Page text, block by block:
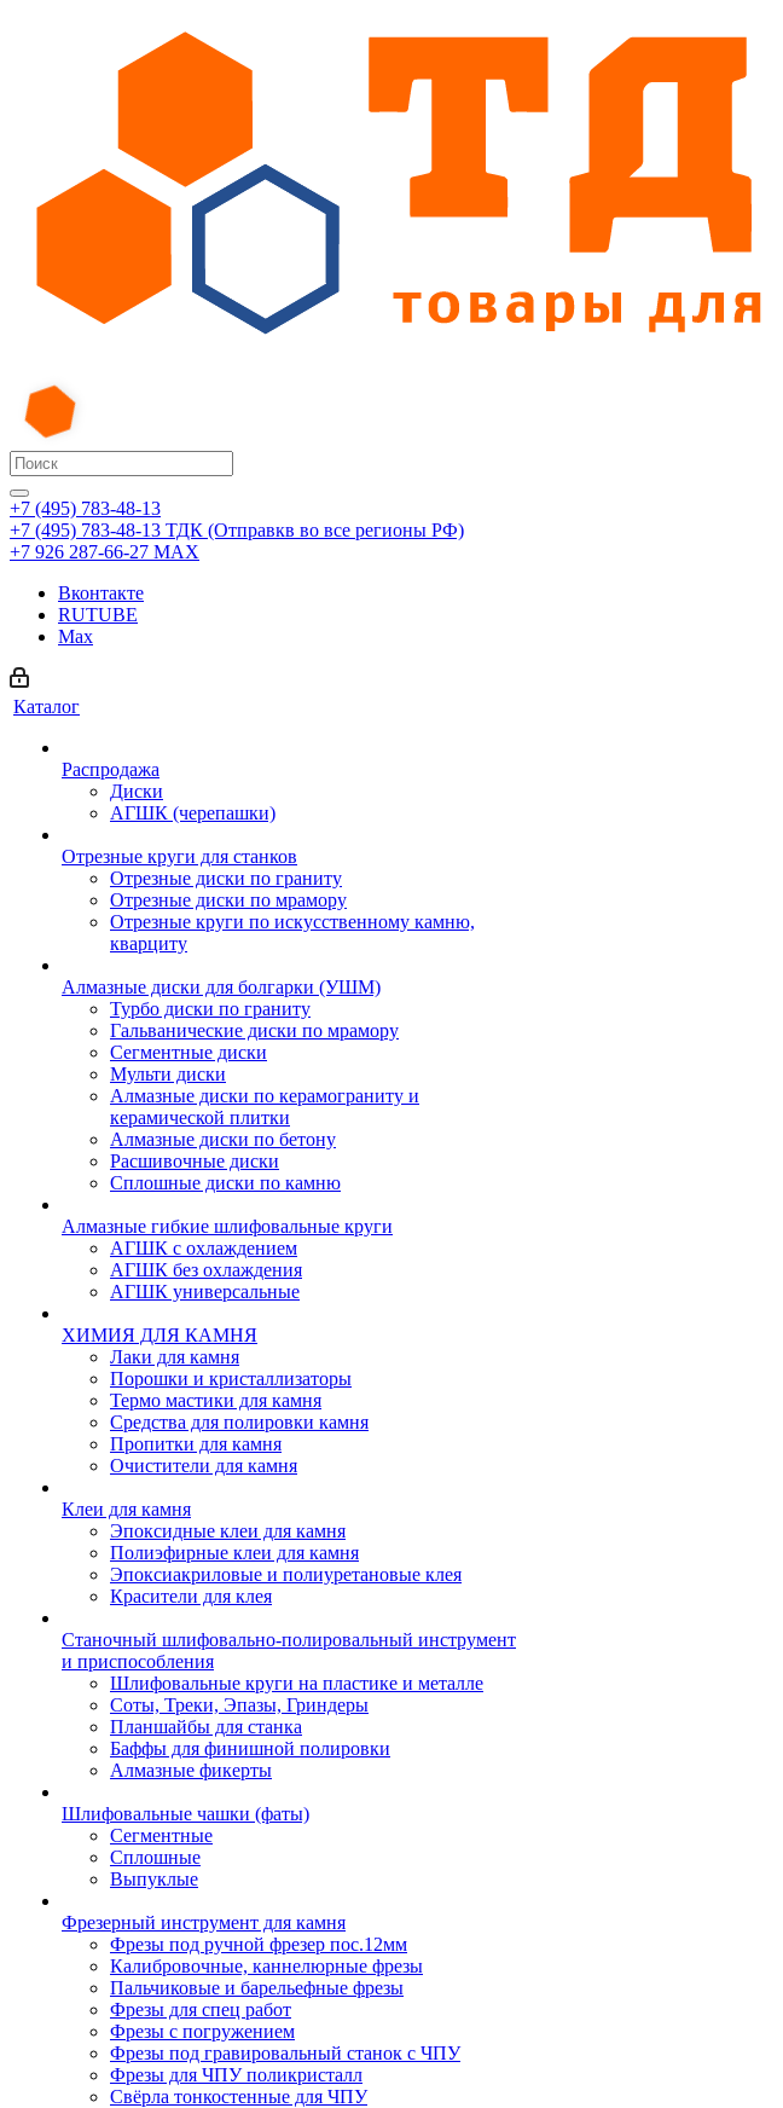
+7 (495) 783-48-13
+7 (495) 783-48-13 ТДК (Отправкв во все регионы РФ)
+7 926 287-66-27 МАХ
Вконтакте
RUTUBE
Max
Каталог
Распродажа
Диски
АГШК (черепашки)
Отрезные круги для станков
Отрезные диски по граниту
Отрезные диски по мрамору
Отрезные круги по искусственному камню,
кварциту
Алмазные диски для болгарки (УШМ)
Турбо диски по граниту
Гальванические диски по мрамору
Сегментные диски
Мульти диски
Алмазные диски по керамограниту и
керамической плитки
Алмазные диски по бетону
Расшивочные диски
Сплошные диски по камню
Алмазные гибкие шлифовальные круги
АГШК с охлаждением
АГШК без охлаждения
АГШК универсальные
ХИМИЯ ДЛЯ КАМНЯ
Лаки для камня
Порошки и кристаллизаторы
Термо мастики для камня
Средства для полировки камня
Пропитки для камня
Очистители для камня
Клеи для камня
Эпоксидные клеи для камня
Полиэфирные клеи для камня
Эпоксиакриловые и полиуретановые клея
Красители для клея
Станочный шлифовально-полировальный инструмент
и приспособления
Шлифовальные круги на пластике и металле
Соты, Треки, Эпазы, Гриндеры
Планшайбы для станка
Баффы для финишной полировки
Алмазные фикерты
Шлифовальные чашки (фаты)
Сегментные
Сплошные
Выпуклые
Фрезерный инструмент для камня
Фрезы под ручной фрезер пос.12мм
Калибровочные, каннелюрные фрезы
Пальчиковые и барельефные фрезы
Фрезы для спец работ
Фрезы с погружением
Фрезы под гравировальный станок с ЧПУ
Фрезы для ЧПУ поликристалл
Свёрла тонкостенные для ЧПУ